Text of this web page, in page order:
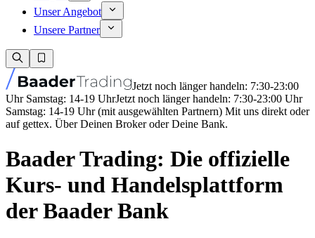
Unser Angebot
Unsere Partner
Jetzt noch länger handeln: 7:30-23:00
Uhr Samstag: 14-19 UhrJetzt noch länger handeln: 7:30-23:00 Uhr
Samstag: 14-19 Uhr (mit ausgewählten Partnern) Mit uns direkt oder
auf gettex. Über Deinen Broker oder Deine Bank.
Baader Trading: Die offizielle
Kurs- und Handelsplattform
der Baader Bank